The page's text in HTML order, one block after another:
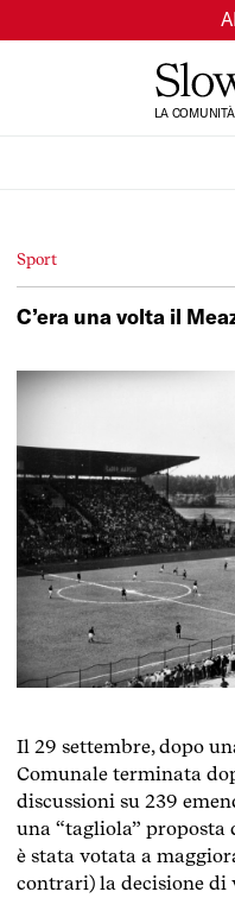
LA
Sport
C’era una volta il
Il 29 settembre, dopo
Comunale terminata
discussioni su 239
una “tagliola” proposta
è stata votata a
contrari) la decisione di